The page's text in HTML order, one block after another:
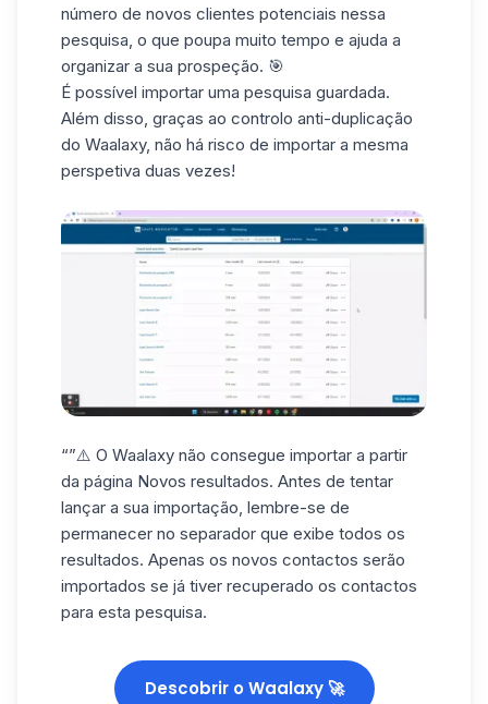
número de novos clientes potenciais nessa
pesquisa, o que poupa muito tempo e ajuda a
organizar a sua prospeção. 🎯
É possível importar uma pesquisa guardada.
Além disso, graças ao controlo anti-duplicação
do Waalaxy, não há risco de importar a mesma
perspetiva duas vezes!
“”⚠️ O Waalaxy não consegue importar a partir
da página Novos resultados. Antes de tentar
lançar a sua importação, lembre-se de
permanecer no separador que exibe todos os
resultados. Apenas os novos contactos serão
importados se já tiver recuperado os contactos
para esta pesquisa.
Descobrir o Waalaxy 🚀